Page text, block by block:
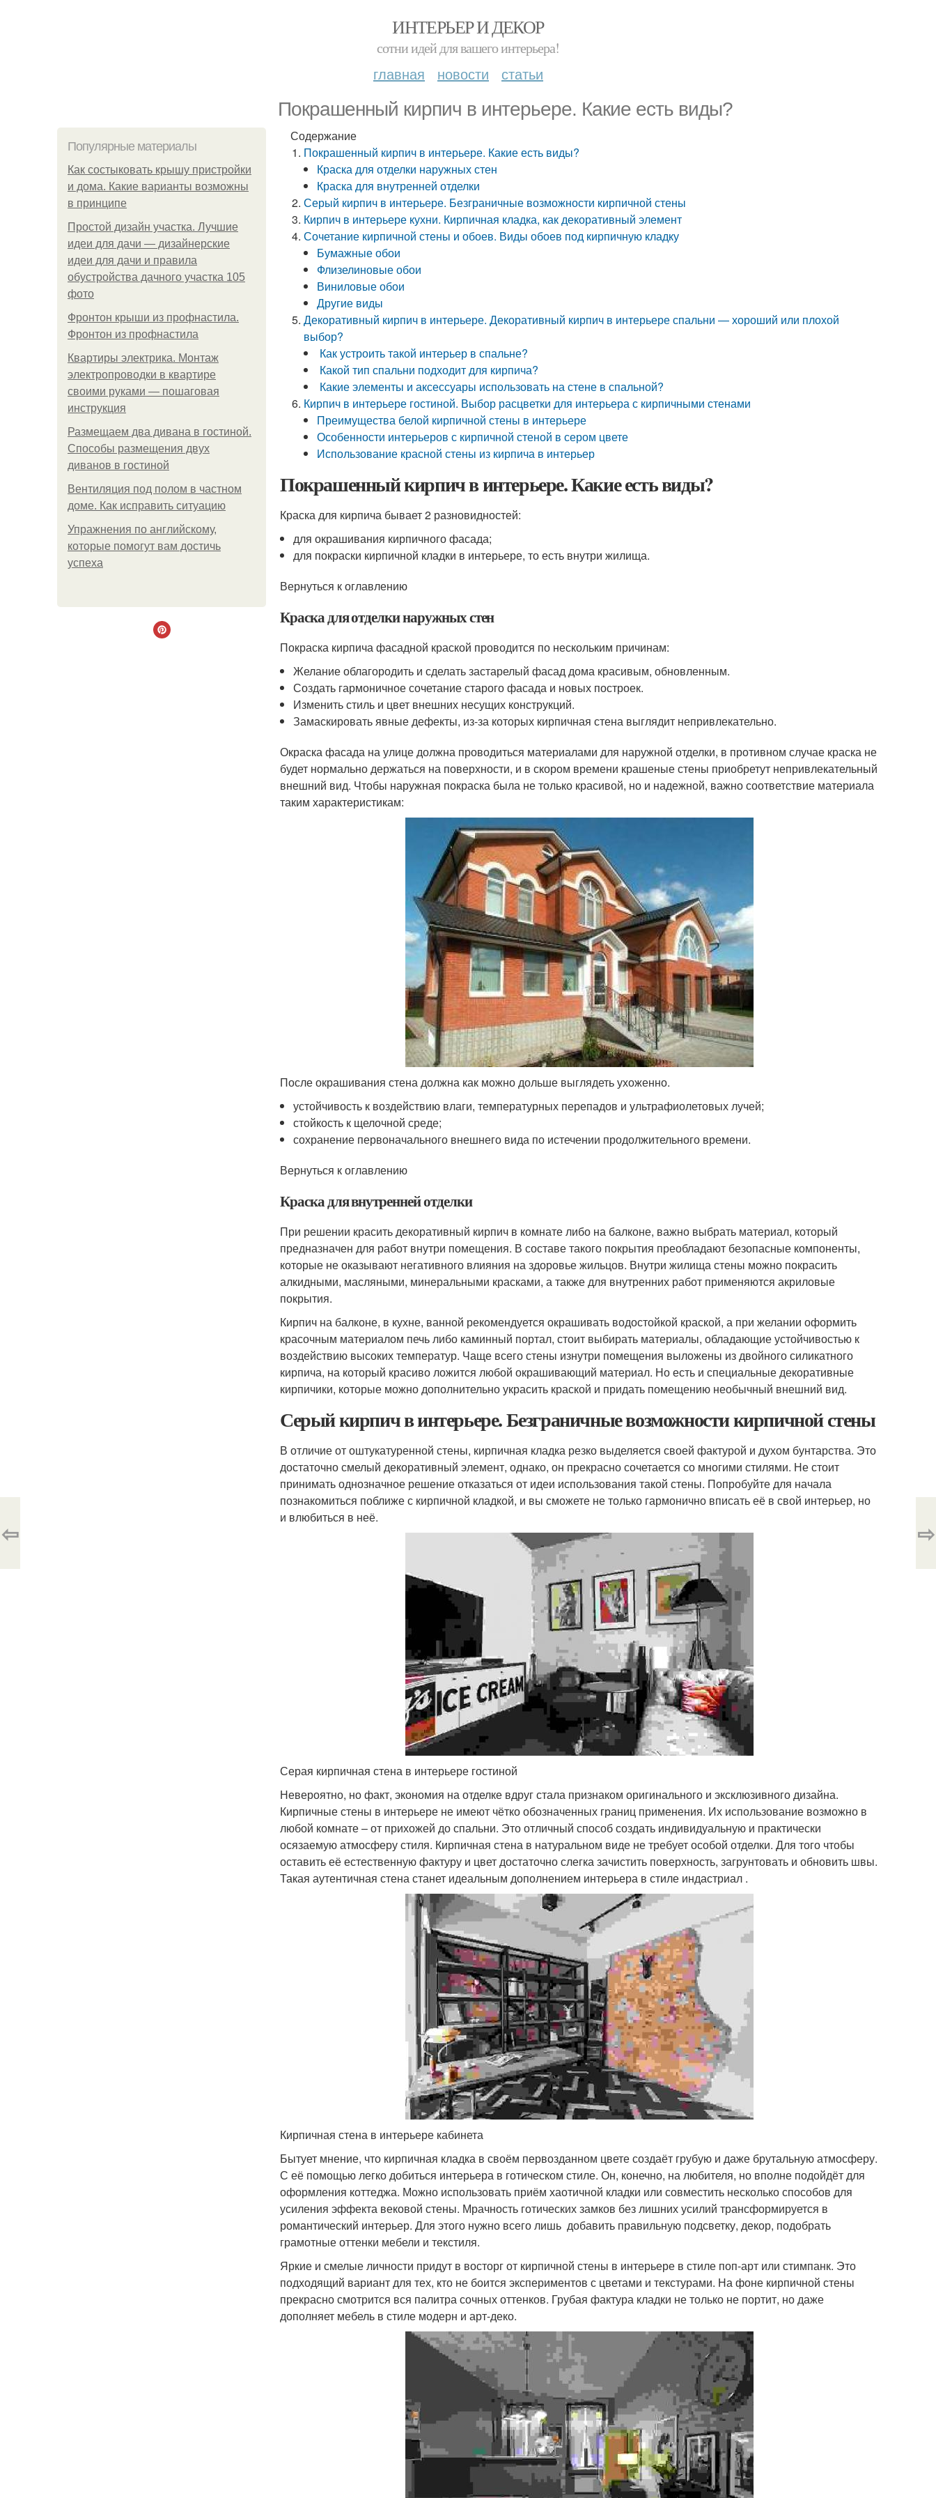
ИНТЕРЬЕР И ДЕКОР
сотни идей для вашего интерьера!
главная новости статьи
Покрашенный кирпич в интерьере. Какие есть виды?
Популярные материалы
Как состыковать крышу пристройки
и дома. Какие варианты возможны
в принципе
Простой дизайн участка. Лучшие
идеи для дачи — дизайнерские
идеи для дачи и правила
обустройства дачного участка 105
фото
Фронтон крыши из профнастила.
Фронтон из профнастила
Квартиры электрика. Монтаж
электропроводки в квартире
своими руками — пошаговая
инструкция
Размещаем два дивана в гостиной.
Способы размещения двух
диванов в гостиной
Вентиляция под полом в частном
доме. Как исправить ситуацию
Упражнения по английскому,
которые помогут вам достичь
успеха
Содержание
Покрашенный кирпич в интерьере. Какие есть виды?
Краска для отделки наружных стен
Краска для внутренней отделки
Серый кирпич в интерьере. Безграничные возможности кирпичной стены
Кирпич в интерьере кухни. Кирпичная кладка, как декоративный элемент
Сочетание кирпичной стены и обоев. Виды обоев под кирпичную кладку
Бумажные обои
Флизелиновые обои
Виниловые обои
Другие виды
Декоративный кирпич в интерьере. Декоративный кирпич в интерьере спальни — хороший или плохой
выбор?
Как устроить такой интерьер в спальне?
Какой тип спальни подходит для кирпича?
Какие элементы и аксессуары использовать на стене в спальной?
Кирпич в интерьере гостиной. Выбор расцветки для интерьера с кирпичными стенами
Преимущества белой кирпичной стены в интерьере
Особенности интерьеров с кирпичной стеной в сером цвете
Использование красной стены из кирпича в интерьер
Покрашенный кирпич в интерьере. Какие есть виды?
Краска для кирпича бывает 2 разновидностей:
для окрашивания кирпичного фасада;
для покраски кирпичной кладки в интерьере, то есть внутри жилища.
Вернуться к оглавлению
Краска для отделки наружных стен
Покраска кирпича фасадной краской проводится по нескольким причинам:
Желание облагородить и сделать застарелый фасад дома красивым, обновленным.
Создать гармоничное сочетание старого фасада и новых построек.
Изменить стиль и цвет внешних несущих конструкций.
Замаскировать явные дефекты, из-за которых кирпичная стена выглядит непривлекательно.
Окраска фасада на улице должна проводиться материалами для наружной отделки, в противном случае краска не
будет нормально держаться на поверхности, и в скором времени крашеные стены приобретут непривлекательный
внешний вид. Чтобы наружная покраска была не только красивой, но и надежной, важно соответствие материала
таким характеристикам:
После окрашивания стена должна как можно дольше выглядеть ухоженно.
устойчивость к воздействию влаги, температурных перепадов и ультрафиолетовых лучей;
стойкость к щелочной среде;
сохранение первоначального внешнего вида по истечении продолжительного времени.
Вернуться к оглавлению
Краска для внутренней отделки
При решении красить декоративный кирпич в комнате либо на балконе, важно выбрать материал, который
предназначен для работ внутри помещения. В составе такого покрытия преобладают безопасные компоненты,
которые не оказывают негативного влияния на здоровье жильцов. Внутри жилища стены можно покрасить
алкидными, масляными, минеральными красками, а также для внутренних работ применяются акриловые
покрытия.
Кирпич на балконе, в кухне, ванной рекомендуется окрашивать водостойкой краской, а при желании оформить
красочным материалом печь либо каминный портал, стоит выбирать материалы, обладающие устойчивостью к
воздействию высоких температур. Чаще всего стены изнутри помещения выложены из двойного силикатного
кирпича, на который красиво ложится любой окрашивающий материал. Но есть и специальные декоративные
кирпичики, которые можно дополнительно украсить краской и придать помещению необычный внешний вид.
Серый кирпич в интерьере. Безграничные возможности кирпичной стены
В отличие от оштукатуренной стены, кирпичная кладка резко выделяется своей фактурой и духом бунтарства. Это
достаточно смелый декоративный элемент, однако, он прекрасно сочетается со многими стилями. Не стоит
принимать однозначное решение отказаться от идеи использования такой стены. Попробуйте для начала
познакомиться поближе с кирпичной кладкой, и вы сможете не только гармонично вписать её в свой интерьер, но
и влюбиться в неё.
Серая кирпичная стена в интерьере гостиной
Невероятно, но факт, экономия на отделке вдруг стала признаком оригинального и эксклюзивного дизайна.
Кирпичные стены в интерьере не имеют чётко обозначенных границ применения. Их использование возможно в
любой комнате – от прихожей до спальни. Это отличный способ создать индивидуальную и практически
осязаемую атмосферу стиля. Кирпичная стена в натуральном виде не требует особой отделки. Для того чтобы
оставить её естественную фактуру и цвет достаточно слегка зачистить поверхность, загрунтовать и обновить швы.
Такая аутентичная стена станет идеальным дополнением интерьера в стиле индастриал .
Кирпичная стена в интерьере кабинета
Бытует мнение, что кирпичная кладка в своём первозданном цвете создаёт грубую и даже брутальную атмосферу.
С её помощью легко добиться интерьера в готическом стиле. Он, конечно, на любителя, но вполне подойдёт для
оформления коттеджа. Можно использовать приём хаотичной кладки или совместить несколько способов для
усиления эффекта вековой стены. Мрачность готических замков без лишних усилий трансформируется в
романтический интерьер. Для этого нужно всего лишь добавить правильную подсветку, декор, подобрать
грамотные оттенки мебели и текстиля.
Яркие и смелые личности придут в восторг от кирпичной стены в интерьере в стиле поп-арт или стимпанк. Это
подходящий вариант для тех, кто не боится экспериментов с цветами и текстурами. На фоне кирпичной стены
прекрасно смотрится вся палитра сочных оттенков. Грубая фактура кладки не только не портит, но даже
дополняет мебель в стиле модерн и арт-деко.
⇦ ⇨